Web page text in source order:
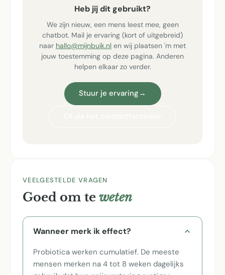
Heb jij dit gebruikt?
We zijn nieuw, een mens leest mee, geen
chatbot. Mail je ervaring (kort of uitgebreid)
naar hallo@mijnbuik.nl en wij plaatsen 'm met
jouw toestemming op deze pagina. Anderen
helpen elkaar zo verder.
Stuur je ervaring →
VEELGESTELDE VRAGEN
Goed om te weten
Wanneer merk ik effect?
Probiotica werken cumulatief. De meeste
mensen merken na 4 tot 8 weken dagelijks